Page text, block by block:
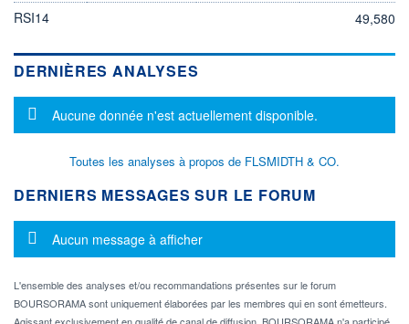
RSI14
49,580
DERNIÈRES ANALYSES
Message d'information
Aucune donnée n'est actuellement disponible.
Toutes les analyses à propos de FLSMIDTH & CO.
DERNIERS MESSAGES SUR LE FORUM
Message d'information
Aucun message à afficher
L'ensemble des analyses et/ou recommandations présentes sur le forum
BOURSORAMA sont uniquement élaborées par les membres qui en sont émetteurs.